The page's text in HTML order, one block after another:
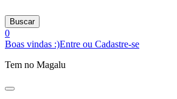
Buscar
0
Boas vindas :)Entre ou Cadastre-se
Tem no Magalu